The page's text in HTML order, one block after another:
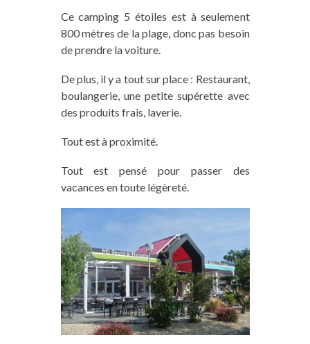
Ce camping 5 étoiles est à seulement
800 mètres de la plage, donc pas besoin
de prendre la voiture.
De plus, il y a tout sur place : Restaurant,
boulangerie, une petite supérette avec
des produits frais, laverie.
Tout est à proximité.
Tout est pensé pour passer des
vacances en toute légèreté.